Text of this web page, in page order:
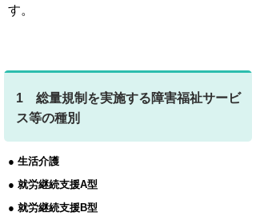
す。
1 総量規制を実施する障害福祉サービ
ス等の種別
● 生活介護
● 就労継続支援A型
● 就労継続支援B型